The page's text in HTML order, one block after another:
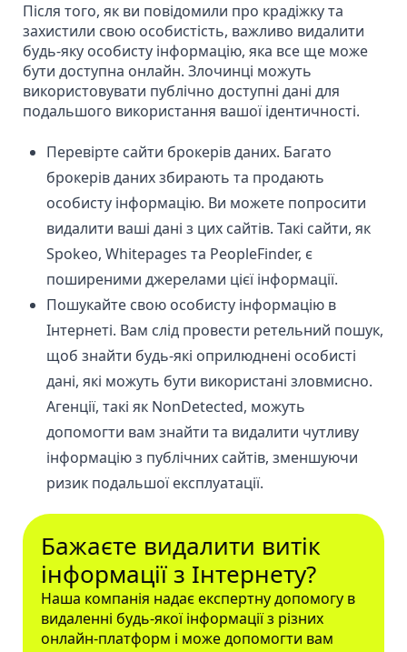
Після того, як ви повідомили про крадіжку та
захистили свою особистість, важливо видалити
будь-яку особисту інформацію, яка все ще може
бути доступна онлайн. Злочинці можуть
використовувати публічно доступні дані для
подальшого використання вашої ідентичності.
Перевірте сайти брокерів даних. Багато
брокерів даних збирають та продають
особисту інформацію. Ви можете попросити
видалити ваші дані з цих сайтів. Такі сайти, як
Spokeo, Whitepages та PeopleFinder, є
поширеними джерелами цієї інформації.
Пошукайте свою особисту інформацію в
Інтернеті. Вам слід провести ретельний пошук,
щоб знайти будь-які оприлюднені особисті
дані, які можуть бути використані зловмисно.
Агенції, такі як NonDetected, можуть
допомогти вам знайти та видалити чутливу
інформацію з публічних сайтів, зменшуючи
ризик подальшої експлуатації.
Бажаєте видалити витік
інформації з Інтернету?
Наша компанія надає експертну допомогу в
видаленні будь-якої інформації з різних
онлайн-платформ і може допомогти вам